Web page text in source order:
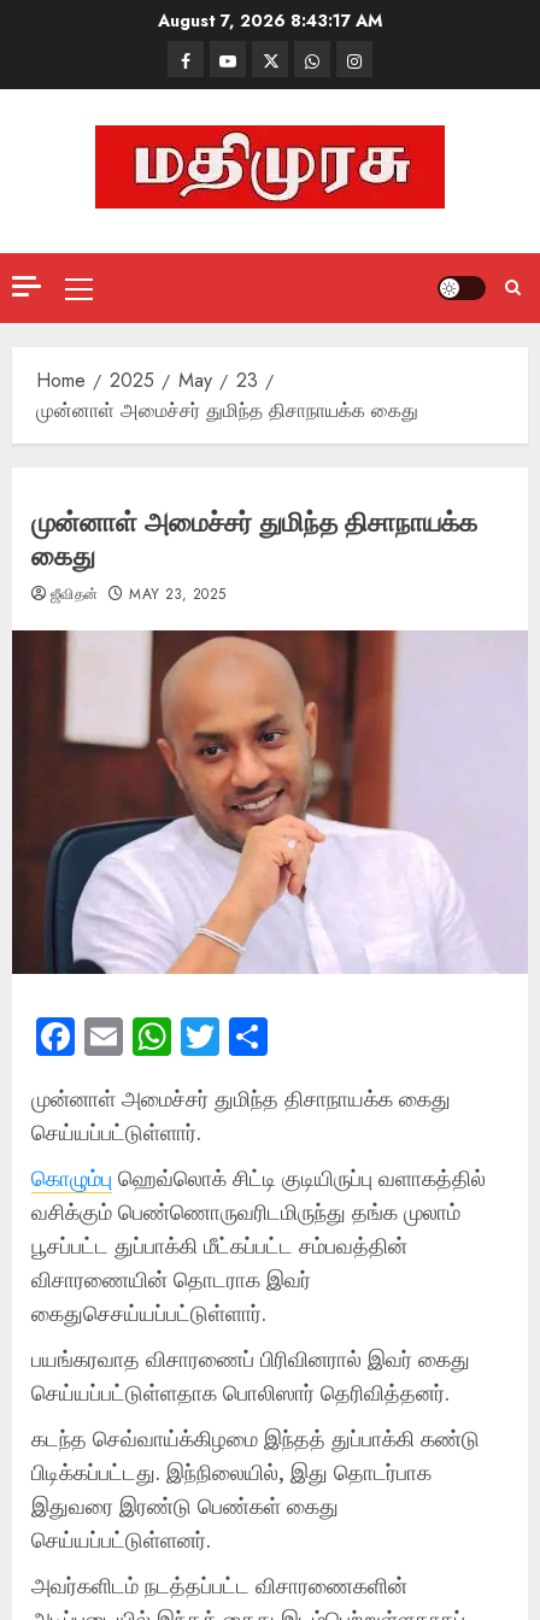
August 7, 2026 8:43:18 AM
FacebookMathemurasu
TV
TwitterWhatsAppInstagram
Primary
Menu
Home 2025 May
23
முன்னாள் அமைச்சர் துமிந்த திசாநாயக்க கைது
முன்னாள் அமைச்சர் துமிந்த திசாநாயக்க
கைது
ஜீவிதன் MAY 23, 2025
Facebook
EmailWhatsApp
Twitter
முன்னாள் அமைச்சர் துமிந்த திசாநாயக்க கைது
செய்யப்பட்டுள்ளார்.
கொழும்பு ஹெவ்லொக் சிட்டி குடியிருப்பு வளாகத்தில்
வசிக்கும் பெண்ணொருவரிடமிருந்து தங்க முலாம்
பூசப்பட்ட துப்பாக்கி மீட்கப்பட்ட சம்பவத்தின்
விசாரணையின் தொடராக இவர்
கைதுசெசய்யப்பட்டுள்ளார்.
பயங்கரவாத விசாரணைப் பிரிவினரால் இவர் கைது
செய்யப்பட்டுள்ளதாக பொலிஸார் தெரிவித்தனர்.
கடந்த செவ்வாய்க்கிழமை இந்தத் துப்பாக்கி கண்டு
பிடிக்கப்பட்டது. இந்நிலையில், இது தொடர்பாக
இதுவரை இரண்டு பெண்கள் கைது
செய்யப்பட்டுள்ளனர்.
அவர்களிடம் நடத்தப்பட்ட விசாரணைகளின்